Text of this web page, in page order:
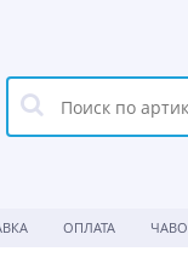
ОПЛАТА ЧАВО